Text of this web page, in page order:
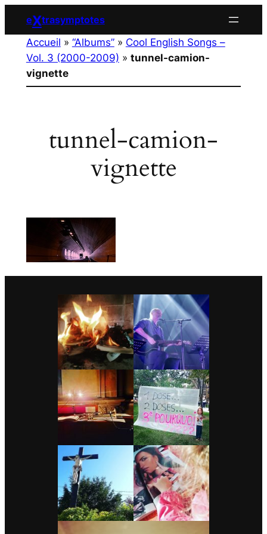
contenu
eXtrasymptotes
Accueil » “Albums”» Cool English Songs –
Vol. 3 (2000-2009) » tunnel-camion-
vignette
tunnel-camion-
vignette